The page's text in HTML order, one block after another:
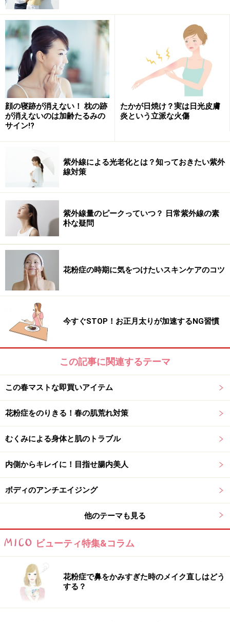
軽傷の場合は、スキンケアで改善可能
まずは乾燥を防ぐ事です。いつものスキンケアにプラス
αで保湿アイテムをプラスしてください。また化粧品で
はなかなか難しいですが、炎症を伴う赤ら顔であれば炎
症を抑えるビタミンC誘導体が配合されている化粧品を
選ぶのもポイントです。
食生活では、アルコールやカフェイン、たばこなどの嗜
好品や香辛料などの刺激物質も赤ら顔の原因になるの
で、控えるようにしましょう。
冬だけでなく、一年中赤ら顔が気になる時は毛細血管を
除去するレーザー（Qスイッチルビーレーザーなど）を
ングに訪れてみてくださいね。
遺伝ではないのに肌が薄くなってしまうNG
ケア
年齢を重ねるにつれて赤ら顔が悪化している場合は、遺
伝ではなく日々のスキンケアで肌を薄くしていることが
原因かもしれません。乾燥と洗顔のゴシゴシ洗いによる
摩擦が皮膚を薄くしてしまいます。しっかりと保湿をし
て、洗顔やマッサージなども皮膚を摩擦しないように心
がけてください。また、ピーリングなどの角質ケアも過
度にしてしまうと皮膚が薄くなってしまうので気をつけ
【関連記事】
【症例画像あり】赤ら顔になる「酒さ」の症状・治療
法・市販薬の効果
寒いとかゆくなる？寒冷蕁麻疹の予防と対策法
冬でも毛穴は目立つ？夏と冬では目立つ原因が違う！原
因別の毛穴ケア
顔の寝跡が消えない！ 枕の跡
が消えないのは加齢たるみの
サイン!?
たかが日焼け？実は日光皮膚
炎という立派な火傷
紫外線による光老化とは？知っておきたい紫外
線対策
紫外線量のピークっていつ？ 日常紫外線の素
朴な疑問
花粉症の時期に気をつけたいスキンケアのコツ
今すぐSTOP！お正月太りが加速するNG習慣
この記事に関連するテーマ
この春マストな即買いアイテム
花粉症をのりきる！春の肌荒れ対策
むくみによる身体と肌のトラブル
内側からキレイに！目指せ腸内美人
ボディのアンチエイジング
他のテーマも見る
ビューティ特集&コラム
花粉症で鼻をかみすぎた時のメイク直しはどう
する？